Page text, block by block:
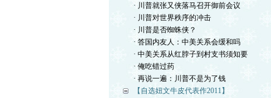
· 川普就张又侠落马召开御前会议
· 川普对世界秩序的冲击
· 川普是否蜘蛛侠？
· 答国内友人：中美关系会缓和吗
· 中美关系从红脖子到村支书须知要
· 俺吃错过药
· 再说一遍：川普不是为了钱
【自选妞文牛皮代表作2011】